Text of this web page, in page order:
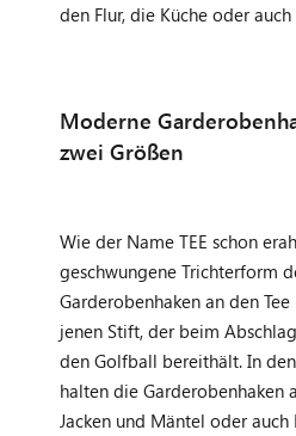
den Flur, die Küche oder
Moderne
zwei Größen
Wie der Name TEE schon
geschwungene Trichterform
Garderobenhaken an den
jenen Stift, der beim
den Golfball bereithält. In
halten die Garderobenhaken
Jacken und Mäntel oder